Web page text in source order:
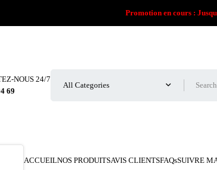
Promotion en cours :
NOUS 24/7
69
ACCUEILNOS PRODUITSAVIS CLIENTSFAQsSUIVRE